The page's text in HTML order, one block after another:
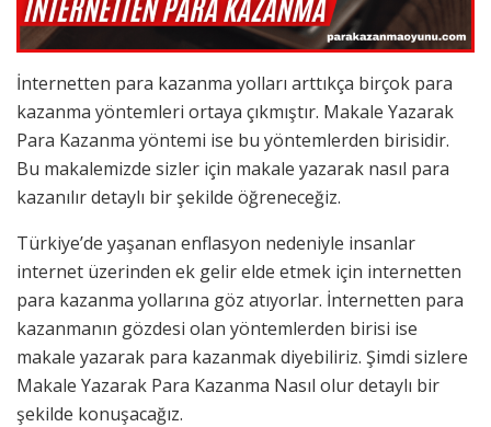
İnternetten para kazanma yolları arttıkça birçok para
kazanma yöntemleri ortaya çıkmıştır. Makale Yazarak
Para Kazanma yöntemi ise bu yöntemlerden birisidir.
Bu makalemizde sizler için makale yazarak nasıl para
kazanılır detaylı bir şekilde öğreneceğiz.
Türkiye’de yaşanan enflasyon nedeniyle insanlar
internet üzerinden ek gelir elde etmek için internetten
para kazanma yollarına göz atıyorlar. İnternetten para
kazanmanın gözdesi olan yöntemlerden birisi ise
makale yazarak para kazanmak diyebiliriz. Şimdi sizlere
Makale Yazarak Para Kazanma Nasıl olur detaylı bir
şekilde konuşacağız.